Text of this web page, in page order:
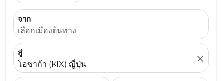
จาก
เลือกเมืองต้นทาง
สู่
โอซาก้า (KIX) ญี่ปุ่น
close